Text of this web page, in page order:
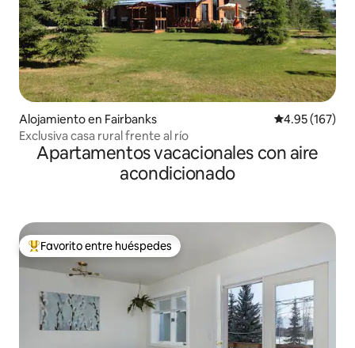
Alojamiento en Fairbanks Calificación
4.95 (167)
Exclusiva casa rural frente al río
Apartamentos vacacionales con aire
acondicionado
Favorito entre huéspedes preferido
Favorito entre huéspedes